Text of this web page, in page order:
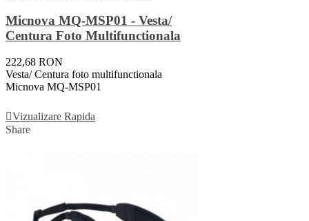
Micnova MQ-MSP01 - Vesta/
Centura Foto Multifunctionala
222,68 RON
Vesta/ Centura foto multifunctionala
Micnova MQ-MSP01
Vizualizare Rapida
Share